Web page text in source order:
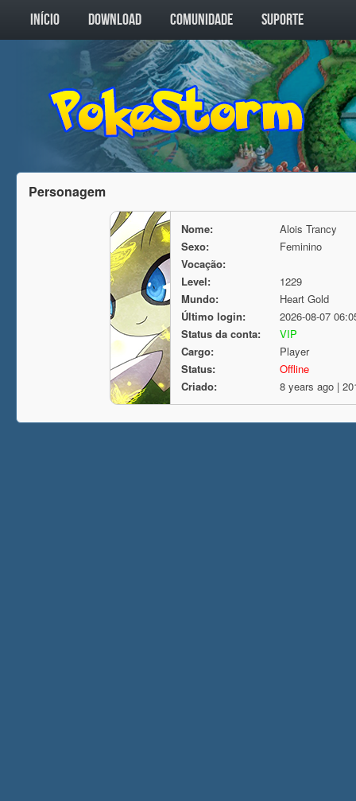
INÍCIO DOWNLOAD COMUNIDADE SUPORTE
Personagem
Nome:
Alois Trancy
Sexo:
Feminino
Vocação:
Level:
1229
Mundo:
Heart Gold
Último login:
2026-08-07
Status da conta:
VIP
Cargo:
Player
Status:
Offline
Criado:
8 years ago |